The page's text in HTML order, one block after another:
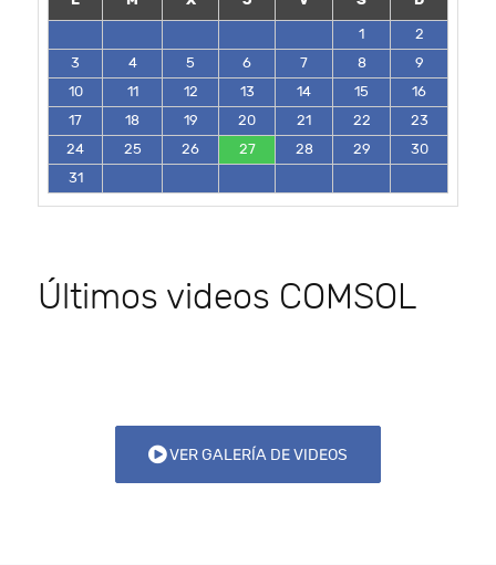
1
2
3
4 5 6 7 8
9
10
11 12 13 14 15
16
17
18 19 20 21 22
23
24
25 26 27 28 29
30
31
Últimos videos COMSOL
VER GALERÍA DE VIDEOS